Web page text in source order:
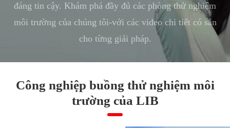
đáng tin cậy. Khám phá đầy đủ các phòng thử nghiệm
môi trường của chúng tôi-với các video chi tiết có sẵn
cho từng giải pháp.
Công nghiệp buồng thử nghiệm môi
trường của LIB